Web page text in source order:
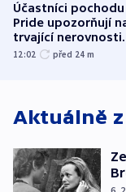
Účastníci pochodu
Pride upozorňují
trvající nerovnosti
společenskou
12:02 před 24 m
Aktuálně